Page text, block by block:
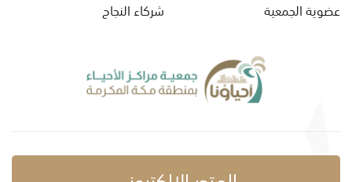
عضوية الجمعية
شركاء النجاح